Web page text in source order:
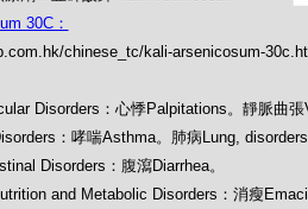
30C：
chinese_tc/kali-arsenicosum-
Disorders：心悸Palpitations。靜脈曲張
：哮喘Asthma。肺病Lung, disorders
Disorders：腹瀉Diarrhea。
and Metabolic Disorders：消瘦